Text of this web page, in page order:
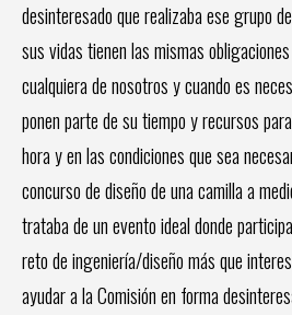
desinteresado que realizaba ese grupo
sus vidas tienen las mismas
cualquiera de nosotros y cuando es
ponen parte de su tiempo y recursos
hora y en las condiciones que sea
concurso de diseño de una camilla a
trataba de un evento ideal donde
reto de ingeniería/diseño más que
ayudar a la Comisión en forma